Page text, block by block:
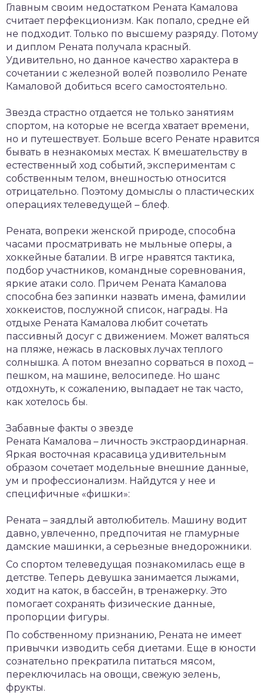
Главным своим недостатком Рената Камалова
считает перфекционизм. Как попало, средне ей
не подходит. Только по высшему разряду. Потому
и диплом Рената получала красный.
Удивительно, но данное качество характера в
сочетании с железной волей позволило Ренате
Камаловой добиться всего самостоятельно.
Звезда страстно отдается не только занятиям
спортом, на которые не всегда хватает времени,
но и путешествует. Больше всего Ренате нравится
бывать в незнакомых местах. К вмешательству в
естественный ход событий, экспериментам с
собственным телом, внешностью относится
отрицательно. Поэтому домыслы о пластических
операциях телеведущей – блеф.
Рената, вопреки женской природе, способна
часами просматривать не мыльные оперы, а
хоккейные баталии. В игре нравятся тактика,
подбор участников, командные соревнования,
яркие атаки соло. Причем Рената Камалова
способна без запинки назвать имена, фамилии
хоккеистов, послужной список, награды. На
отдыхе Рената Камалова любит сочетать
пассивный досуг с движением. Может валяться
на пляже, нежась в ласковых лучах теплого
солнышка. А потом внезапно сорваться в поход –
пешком, на машине, велосипеде. Но шанс
отдохнуть, к сожалению, выпадает не так часто,
как хотелось бы.
Забавные факты о звезде
Рената Камалова – личность экстраординарная.
Яркая восточная красавица удивительным
образом сочетает модельные внешние данные,
ум и профессионализм. Найдутся у нее и
специфичные «фишки»:
Рената – заядлый автолюбитель. Машину водит
давно, увлеченно, предпочитая не гламурные
дамские машинки, а серьезные внедорожники.
Со спортом телеведущая познакомилась еще в
детстве. Теперь девушка занимается лыжами,
ходит на каток, в бассейн, в тренажерку. Это
помогает сохранять физические данные,
пропорции фигуры.
По собственному признанию, Рената не имеет
привычки изводить себя диетами. Еще в юности
сознательно прекратила питаться мясом,
переключилась на овощи, свежую зелень,
фрукты.